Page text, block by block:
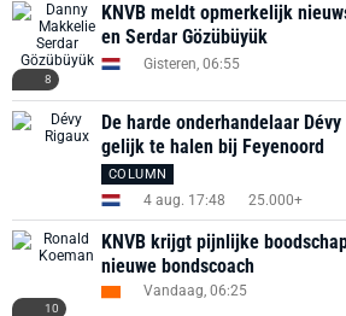
8
KNVB meldt opmerkelijk
en Serdar Gözübüyük
Gisteren, 06:55
De harde onderhandelaar
gelijk te halen bij Feyenoord
COLUMN
4 aug. 17:48 25.000+
10
KNVB krijgt pijnlijke
nieuwe bondscoach
Vandaag, 06:25